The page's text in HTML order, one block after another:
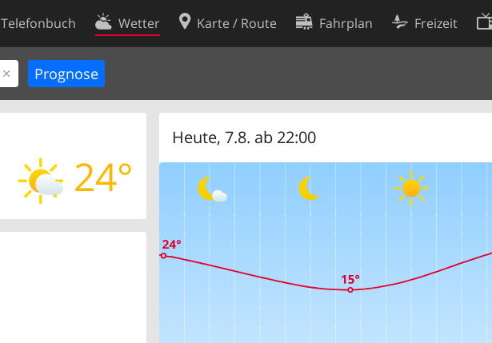
Telefonbuch Wetter Karte / Route Fahrplan Freizeit
24°
Heute, 7.8. ab 22:00
Kontakt
Nutzungsbedingungen
Cookie-Einstellungen